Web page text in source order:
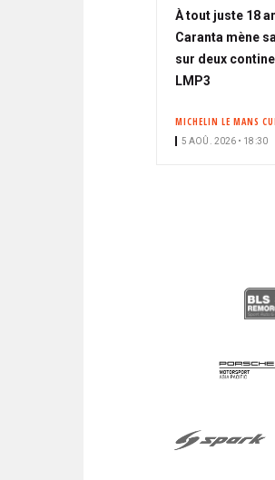
À tout juste 18
Caranta mène
sur deux
LMP3
MICHELIN LE MANS
5 AOÛ. 2026 • 18:30